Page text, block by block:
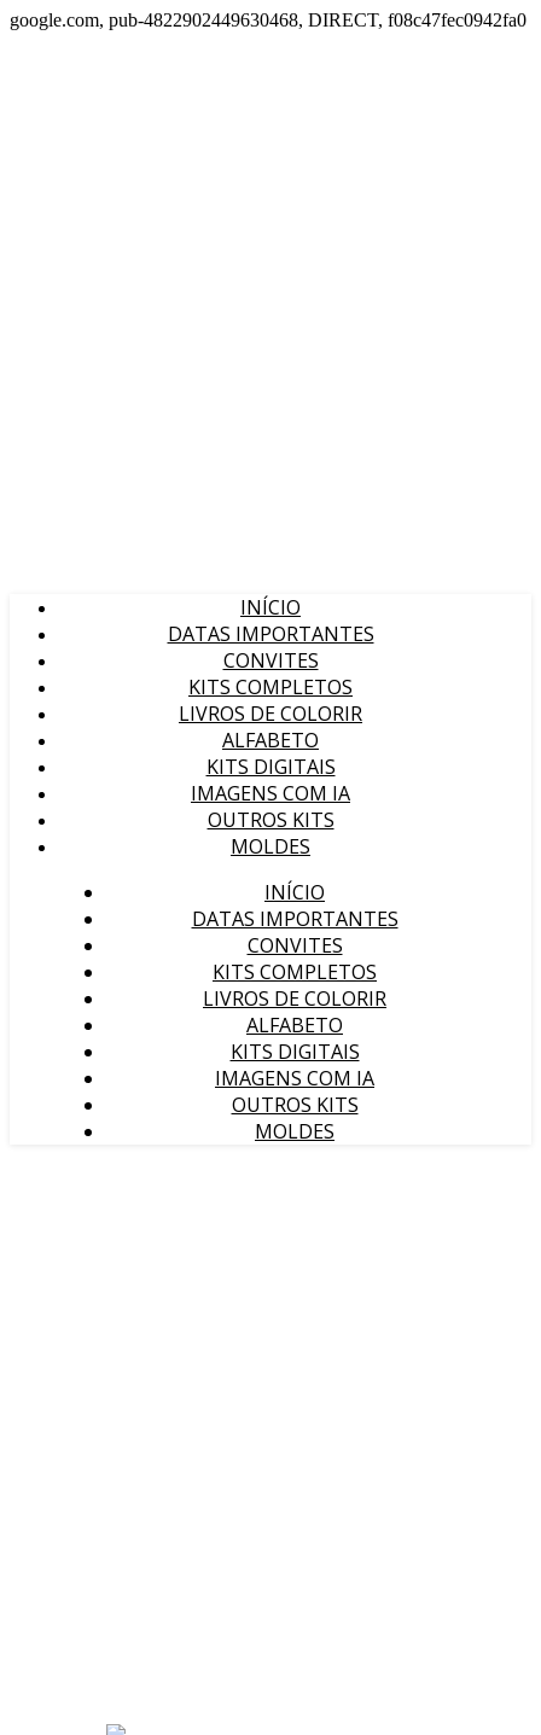
google.com, pub-4822902449630468, DIRECT, f08c47fec0942fa0
INÍCIO
DATAS IMPORTANTES
CONVITES
KITS COMPLETOS
LIVROS DE COLORIR
ALFABETO
KITS DIGITAIS
IMAGENS COM IA
OUTROS KITS
MOLDES
INÍCIO
DATAS IMPORTANTES
CONVITES
KITS COMPLETOS
LIVROS DE COLORIR
ALFABETO
KITS DIGITAIS
IMAGENS COM IA
OUTROS KITS
MOLDES